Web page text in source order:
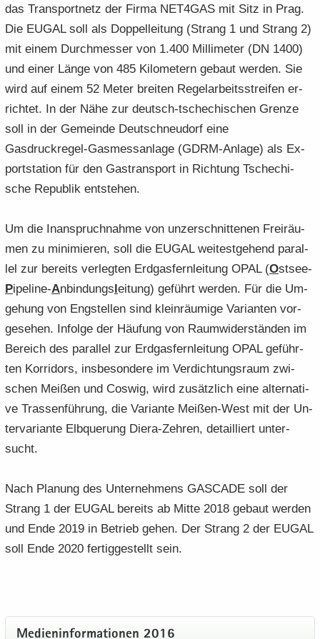
das Trans­port­netz der Firma NET4GAS mit Sitz in Prag.
Die EUGAL soll als Dop­pel­lei­tung (Strang 1 und Strang 2)
mit einem Durch­mes­ser von 1.400 Mil­li­me­ter (DN 1400)
und einer Länge von 485 Ki­lo­me­tern ge­baut wer­den. Sie
wird auf einem 52 Meter brei­ten Re­gel­ar­beits­strei­fen er­
rich­tet. In der Nähe zur deutsch-​tschechischen Gren­ze
soll in der Ge­mein­de Deutsch­neu­dorf eine
Gasdruckregel-​Gasmessanlage (GDRM-​Anlage) als Ex­
port­sta­ti­on für den Gas­trans­port in Rich­tung Tsche­chi­
sche Re­pu­blik ent­ste­hen.
Um die In­an­spruch­nah­me von un­zer­schnit­te­nen Frei­räu­
men zu mi­ni­mie­ren, soll die EUGAL wei­test­ge­hend par­al­
lel zur be­reits ver­leg­ten Erd­gas­fern­lei­tung OPAL (Ostsee-​
Pipeline-​Anbin­dungs ei­tung) ge­führt wer­den. Für die Um­
ge­hung von Eng­stel­len sind klein­räu­mi­ge Va­ri­an­ten vor­
ge­se­hen. In­fol­ge der Häu­fung von Raum­wi­der­stän­den im
Be­reich des par­al­lel zur Erd­gas­fern­lei­tung OPAL ge­führ­
ten Kor­ri­dors, ins­be­son­de­re im Ver­dich­tungs­raum zwi­
schen Mei­ßen und Cos­wig, wird zu­sätz­lich eine al­ter­na­ti­
ve Tras­sen­füh­rung, die Va­ri­an­te Meißen-​West mit der Un­
ter­va­ri­an­te Elb­que­rung Diera-​Zehren, de­tail­liert un­ter­
sucht.
Nach Pla­nung des Un­ter­neh­mens GAS­CA­DE soll der
Strang 1 der EUGAL be­reits ab Mitte 2018 ge­baut wer­den
und Ende 2019 in Be­trieb gehen. Der Strang 2 der EUGAL
soll Ende 2020 fer­tig­ge­stellt sein.
Me­di­en­in­for­ma­tio­nen 2016